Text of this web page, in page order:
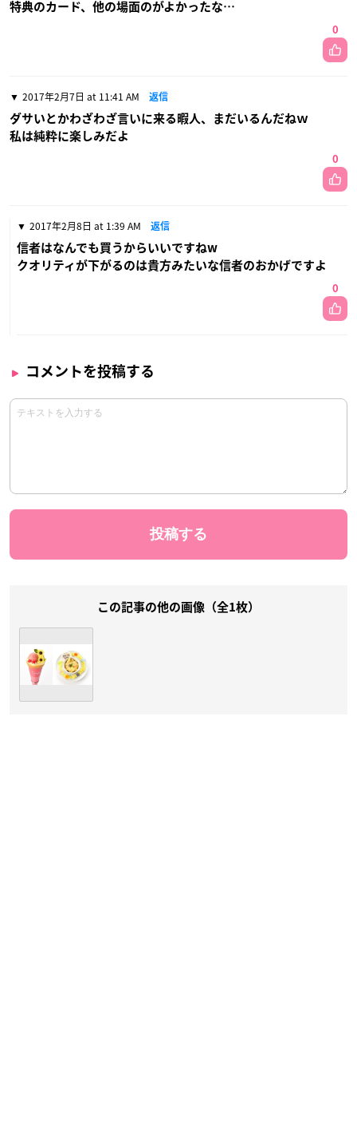
特典のカード、他の場面のがよかったな…
0
2017年2月7日 at 11:41 AM 返信
ダサいとかわざわざ言いに来る暇人、まだいるんだねｗ
私は純粋に楽しみだよ
0
2017年2月8日 at 1:39 AM 返信
信者はなんでも買うからいいですねw
クオリティが下がるのは貴方みたいな信者のおかげですよ
0
コメントを投稿する
この記事の他の画像（全1枚）